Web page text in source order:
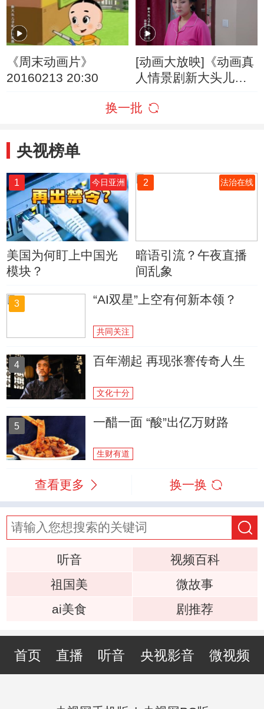
《周末动画片》
20160213 20:30
[动画大放映]《动画真
人情景剧新大头儿子
长高计划
换一批
央视榜单
1 今日亚洲
美国为何盯上中国光
模块？
2 法治在线
暗语引流？午夜直播
间乱象
3 “AI双星”上空有何新本领？
共同关注
4 百年潮起 再现张謇传奇人生
文化十分
5 一醋一面 “酸”出亿万财路
生财有道
查看更多 换一换
听音
视频百科
祖国美
微故事
ai美食
剧推荐
首页 直播 听音 央视影音 微视频